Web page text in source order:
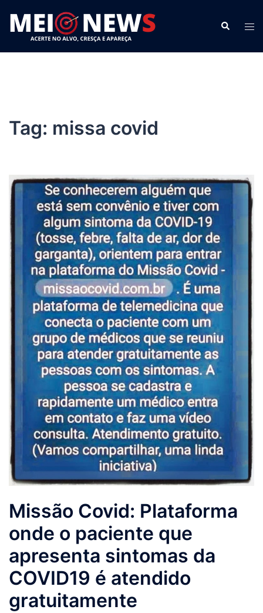
para
conteúdo
Search
Tag: missa covid
Missão Covid: Plataforma
onde o paciente que
apresenta sintomas da
COVID19 é atendido
gratuitamente